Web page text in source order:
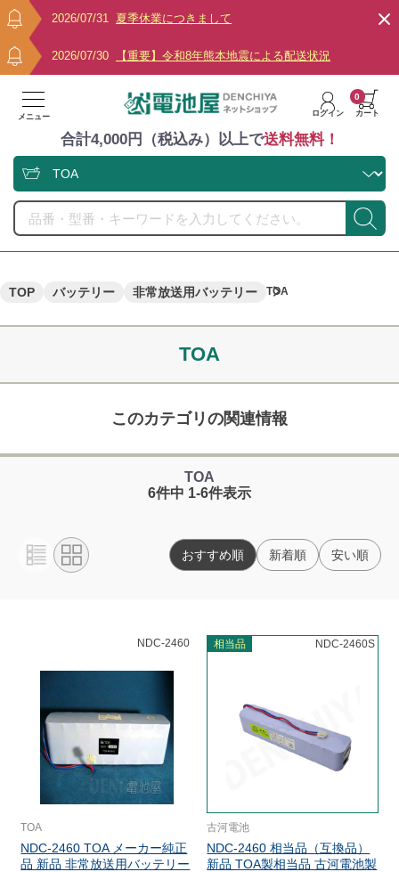
2026/07/31 夏季休業につきまして
2026/07/30 【重要】令和8年熊本地震による配送状況
メニュー ログイン カート
0
合計4,000円（税込み）以上で送料無料！
TOP バッテリー 非常放送用バッテリー TOA
TOA
このカテゴリの関連情報
TOA
6件中 1-6件表示
おすすめ順 新着順 安い順
NDC-2460
TOA
NDC-2460 TOA メーカー純正
品 新品 非常放送用バッテリー
相当品 NDC-2460S
古河電池
NDC-2460 相当品（互換品）
新品 TOA製相当品 古河電池製